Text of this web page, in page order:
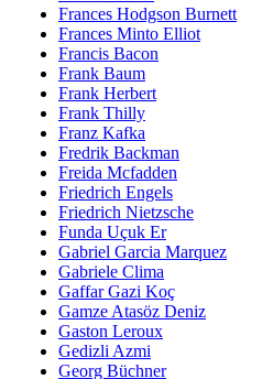
Frances Hodgson Burnett
Frances Minto Elliot
Francis Bacon
Frank Baum
Frank Herbert
Frank Thilly
Franz Kafka
Fredrik Backman
Freida Mcfadden
Friedrich Engels
Friedrich Nietzsche
Funda Uçuk Er
Gabriel Garcia Marquez
Gabriele Clima
Gaffar Gazi Koç
Gamze Atasöz Deniz
Gaston Leroux
Gedizli Azmi
Georg Büchner